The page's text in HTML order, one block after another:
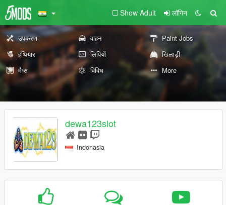
Show Adult लॉगिन
उपकरण वाहन
Paint Jobs
हथियार
लिपियों
खिलाड़ी
मैप्स
विविध More
dewa123slot
Indonasia